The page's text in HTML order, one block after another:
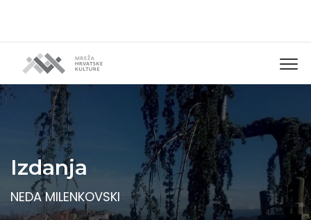
Izdanja
NEDA MILENKOVSKI